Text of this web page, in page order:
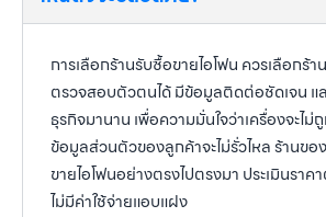
การเลือกร้านรับซื้อขายไอโฟน ควรเลือกร้
ตรวจสอบตัวตนได้ มีข้อมูลติดต่อชัดเจน แ
ธุรกิจมานาน เพื่อความมั่นใจว่าเครื่องจะไม่
ข้อมูลส่วนตัวของลูกค้าจะไม่รั่วไหล ร้านขอ
ขายไอโฟนอย่างตรงไปตรงมา ประเมินรา
ไม่มีค่าใช้จ่ายแอบแฝง